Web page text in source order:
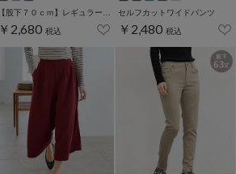
【股下７０ｃｍ】レギュラーストレート(股下63/66/70cm展開)
￥2,680 税込
セルフカットワイドパンツ
￥2,480 税込